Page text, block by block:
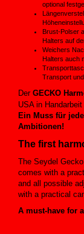
optional
Brust-Polser
Halters auf
Weichers
Halters auch
Transport
Der GECKO
USA in
Ein Muss für
Ambitionen!
The first
The Seydel
comes with a
and all possible
with a practical
A must-have for